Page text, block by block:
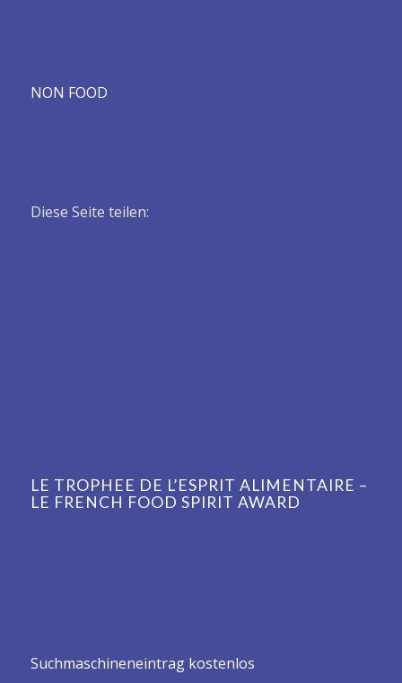
NON FOOD
Diese Seite teilen:
LE TROPHEE DE L’ESPRIT ALIMENTAIRE –
LE FRENCH FOOD SPIRIT AWARD
Suchmaschineneintrag kostenlos